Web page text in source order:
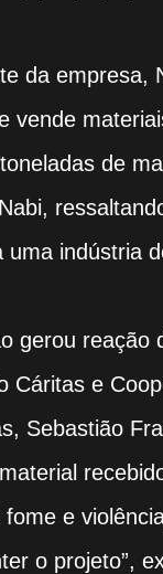
da empresa,
vende
de
uma indústria
gerou reação
Cáritas e
Sebastião
e
o projeto”,